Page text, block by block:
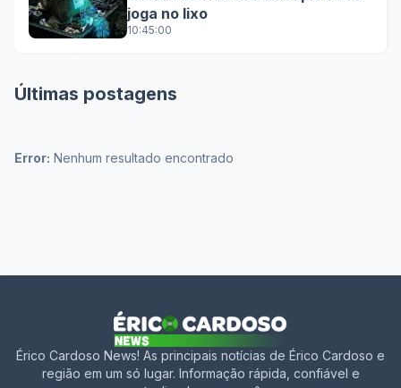
joga no lixo
10:45:00
Últimas postagens
Error: Nenhum resultado encontrado
Érico Cardoso News! As principais notícias de Érico Cardoso e
região em um só lugar. Informação rápida, confiável e